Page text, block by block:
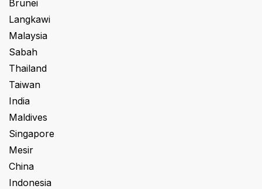
Brunei
Langkawi
Malaysia
Sabah
Thailand
Taiwan
India
Maldives
Singapore
Mesir
China
Indonesia